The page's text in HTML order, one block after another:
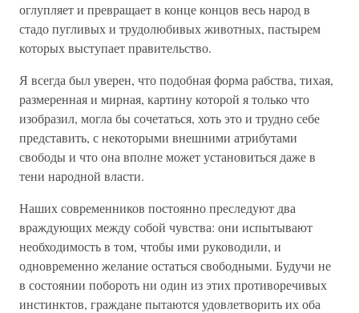
оглупляет и превращает в конце концов весь народ в
стадо пугливых и трудолюбивых животных, пастырем
которых выступает правительство.
Я всегда был уверен, что подобная форма рабства, тихая,
размеренная и мирная, картину которой я только что
изобразил, могла бы сочетаться, хоть это и трудно себе
представить, с некоторыми внешними атрибутами
свободы и что она вполне может установиться даже в
тени народной власти.
Наших современников постоянно преследуют два
враждующих между собой чувства: они испытывают
необходимость в том, чтобы ими руководили, и
одновременно желание остаться свободными. Будучи не
в состоянии побороть ни один из этих противоречивых
инстинктов, граждане пытаются удовлетворить их оба